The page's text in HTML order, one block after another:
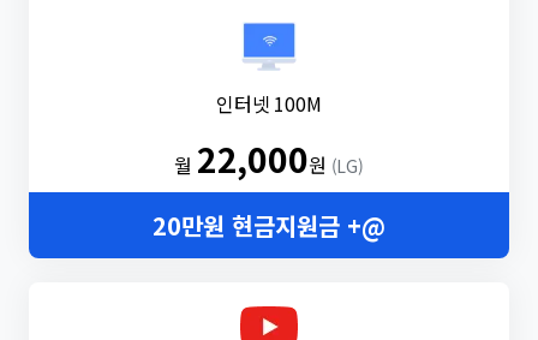
인터넷 100M
월 22,000원 (LG)
20만원 현금지원금 +@